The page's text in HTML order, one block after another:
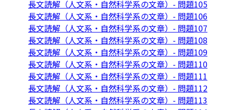
長文読解（人文系・自然科学系の文章）- 問題105
長文読解（人文系・自然科学系の文章）- 問題106
長文読解（人文系・自然科学系の文章）- 問題107
長文読解（人文系・自然科学系の文章）- 問題108
長文読解（人文系・自然科学系の文章）- 問題109
長文読解（人文系・自然科学系の文章）- 問題110
長文読解（人文系・自然科学系の文章）- 問題111
長文読解（人文系・自然科学系の文章）- 問題112
長文読解（人文系・自然科学系の文章）- 問題113